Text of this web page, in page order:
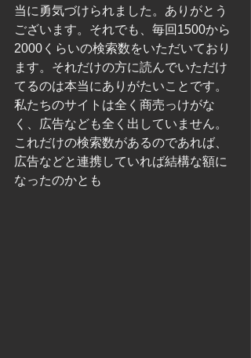
当に勇気づけられました。ありがとう
ございます。それでも、毎回1500から
2000くらいの検索数をいただいており
ます。それだけの方に読んでいただけ
てるのは本当にありがたいことです。
私たちのサイトは全く商売っけがな
く、広告なども全く出していません。
これだけの検索数があるのであれば、
広告などと連携していれば結構な額に
なったのかとも